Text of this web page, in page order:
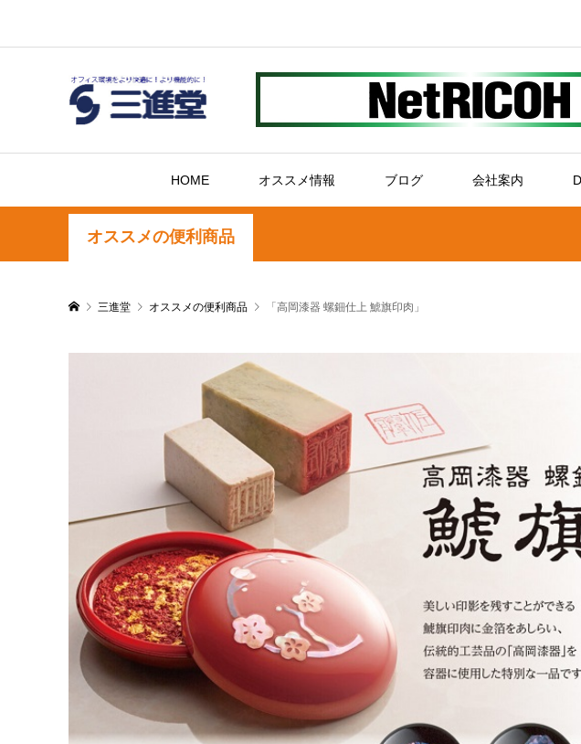
HOME オススメ情報 ブログ 会社案内
オススメの便利商品
三進堂 オススメの便利商品 「高岡漆器 螺鈿仕上 鯱旗印肉」